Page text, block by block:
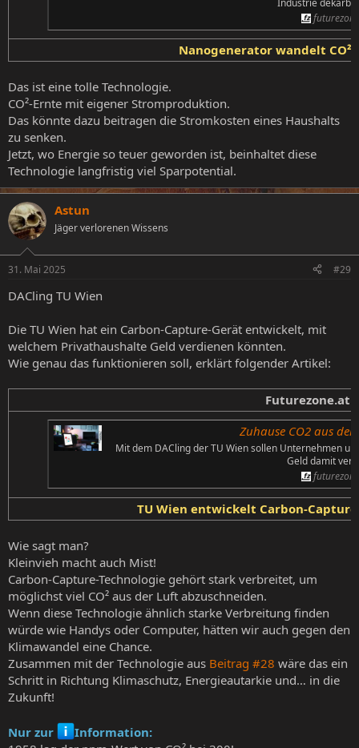
Nanogenerator wandelt
Das ist eine tolle Technologie.
CO²-Ernte mit eigener Stromproduktion.
Das könnte dazu beitragen die Stromkosten eines Haushalts
zu senken.
Jetzt, wo Energie so teuer geworden ist, beinhaltet diese
Technologie langfristig viel Sparpotential.
Astun
Jäger verlorenen Wissens
31. Mai 2025 #29
DACling TU Wien
Die TU Wien hat ein Carbon-Capture-Gerät entwickelt, mit
welchem Privathaushalte Geld verdienen könnten.
Wie genau das funktionieren soll, erklärt folgender Artikel:
Futurezone.at
Zuhause CO2 aus
Mit dem DACling der TU Wien sollen Unternehmen
Geld damit
TU Wien entwickelt Carbon-
Wie sagt man?
Kleinvieh macht auch Mist!
Carbon-Capture-Technologie gehört stark verbreitet, um
möglichst viel CO² aus der Luft abzuschneiden.
Wenn diese Technologie ähnlich starke Verbreitung finden
würde wie Handys oder Computer, hätten wir auch gegen den
Klimawandel eine Chance.
Zusammen mit der Technologie aus Beitrag #28 wäre das ein
Schritt in Richtung Klimaschutz, Energieautarkie und… in die
Zukunft!
Nur zur
Information: